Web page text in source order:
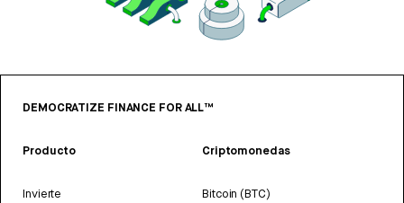
DEMOCRATIZE FINANCE FOR ALL™
Producto
Invierte
Criptomonedas
Bitcoin (BTC)